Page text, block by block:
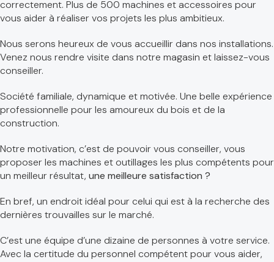
correctement. Plus de 500 machines et accessoires pour
vous aider à réaliser vos projets les plus ambitieux.
Nous serons heureux de vous accueillir dans nos installations.
Venez nous rendre visite dans notre magasin et laissez-vous
conseiller.
Société familiale, dynamique et motivée. Une belle expérience
professionnelle pour les amoureux du bois et de la
construction.
Notre motivation, c’est de pouvoir vous conseiller, vous
proposer les machines et outillages les plus compétents pour
un meilleur résultat, une meilleure satisfaction ?
En bref, un endroit idéal pour celui qui est à la recherche des
dernières trouvailles sur le marché.
C’est une équipe d’une dizaine de personnes à votre service.
Avec la certitude du personnel compétent pour vous aider,